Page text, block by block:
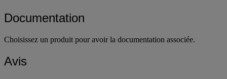
Documentation
Choisissez un produit pour avoir la documentation associée.
Avis